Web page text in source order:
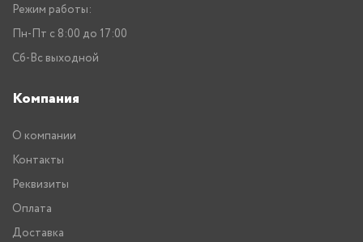
Режим работы:
Пн-Пт с 8:00 до 17:00
Сб-Вс выходной
Компания
О компании
Контакты
Реквизиты
Оплата
Доставка